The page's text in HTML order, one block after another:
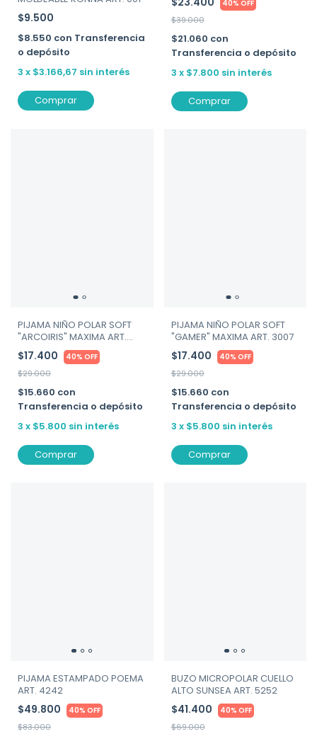
$9.500
$8.550 con Transferencia
o depósito
3 x $3.166,67 sin interés
Comprar
40% OFF
$39.000
$21.060 con
Transferencia o depósito
3 x $7.800 sin interés
Comprar
PIJAMA NIÑO POLAR SOFT
"ARCOIRIS" MAXIMA ART.
3007
$17.400 40% OFF
$29.000
$15.660 con
Transferencia o depósito
3 x $5.800 sin interés
Comprar
PIJAMA NIÑO POLAR SOFT
"GAMER" MAXIMA ART. 3007
$17.400 40% OFF
$29.000
$15.660 con
Transferencia o depósito
3 x $5.800 sin interés
Comprar
PIJAMA ESTAMPADO POEMA
ART. 4242
$49.800 40% OFF
$83.000
BUZO MICROPOLAR CUELLO
ALTO SUNSEA ART. 5252
$41.400 40% OFF
$69.000